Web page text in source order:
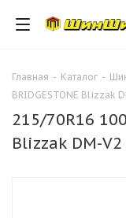
Главная - Каталог -
BRIDGESTONE Blizzak
215/70R16 100
Blizzak DM-V2